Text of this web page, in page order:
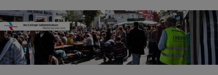
in
Hande,
Handwerk
und
Dienstleistung